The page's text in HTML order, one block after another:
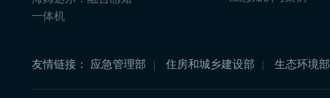
一体机
友情链接： 应急管理部 住房和城乡建设部 生态环境部